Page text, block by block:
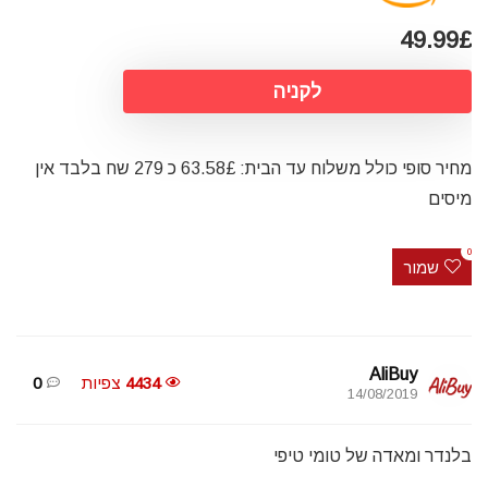
49.99£
לקניה
מחיר סופי כולל משלוח עד הבית: 63.58£ כ 279 שח בלבד אין
מיסים
שמור
0
AliBuy
14/08/2019
4434 צפיות 0
בלנדר ומאדה של טומי טיפי